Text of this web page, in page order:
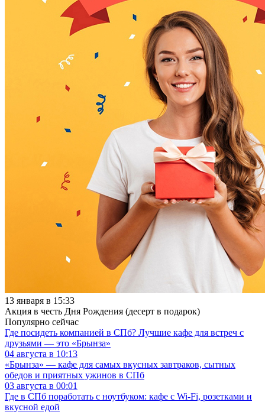
13 января в 15:33
Акция в честь Дня Рождения (десерт в подарок)
Популярно сейчас
Где посидеть компанией в СПб? Лучшие кафе для встреч с
друзьями — это «Брынза»
04 августа в 10:13
«Брынза» — кафе для самых вкусных завтраков, сытных
обедов и приятных ужинов в СПб
03 августа в 00:01
Где в СПб поработать с ноутбуком: кафе с Wi-Fi, розетками и
вкусной едой